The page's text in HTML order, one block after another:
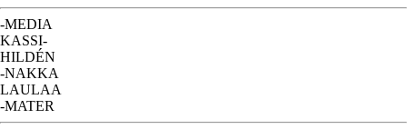
-MEDIA
KASSI-
HILDÉN
-NAKKA
LAULAA
-MATER